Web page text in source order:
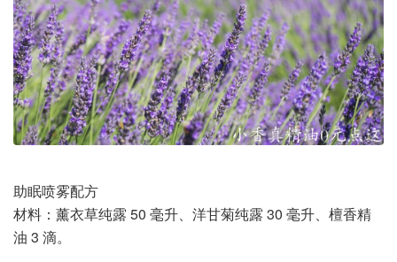
助眠喷雾配方
材料：薰衣草纯露 50 毫升、洋甘菊纯露 30 毫升、檀香精
油 3 滴。